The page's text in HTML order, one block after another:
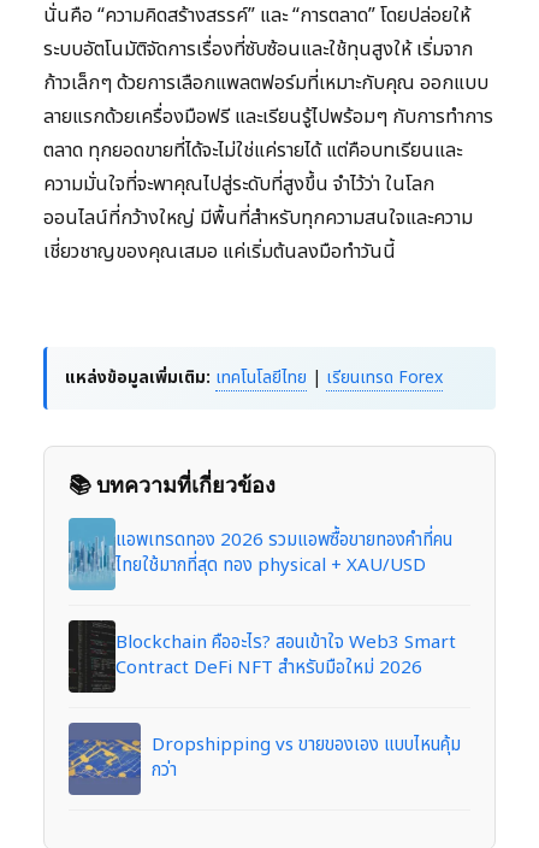
นั่นคือ “ความคิดสร้างสรรค์” และ “การตลาด” โดยปล่อยให้
ระบบอัตโนมัติจัดการเรื่องที่ซับซ้อนและใช้ทุนสูงให้ เริ่มจาก
ก้าวเล็กๆ ด้วยการเลือกแพลตฟอร์มที่เหมาะกับคุณ ออกแบบ
ลายแรกด้วยเครื่องมือฟรี และเรียนรู้ไปพร้อมๆ กับการทำการ
ตลาด ทุกยอดขายที่ได้จะไม่ใช่แค่รายได้ แต่คือบทเรียนและ
ความมั่นใจที่จะพาคุณไปสู่ระดับที่สูงขึ้น จำไว้ว่า ในโลก
ออนไลน์ที่กว้างใหญ่ มีพื้นที่สำหรับทุกความสนใจและความ
เชี่ยวชาญของคุณเสมอ แค่เริ่มต้นลงมือทำวันนี้
แหล่งข้อมูลเพิ่มเติม: เทคโนโลยีไทย | เรียนเทรด Forex
📚 บทความที่เกี่ยวข้อง
แอพเทรดทอง 2026 รวมแอพซื้อขายทองคำที่คน
ไทยใช้มากที่สุด ทอง physical + XAU/USD
Blockchain คืออะไร? สอนเข้าใจ Web3 Smart
Contract DeFi NFT สำหรับมือใหม่ 2026
Dropshipping vs ขายของเอง แบบไหนคุ้ม
กว่า